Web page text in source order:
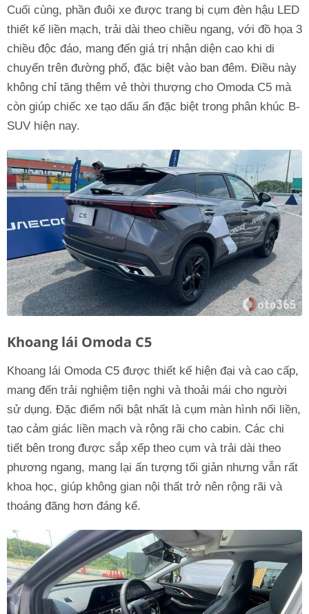
Cuối cùng, phần đuôi xe được trang bị cụm đèn hậu LED
thiết kế liền mạch, trải dài theo chiều ngang, với đồ họa 3
chiều độc đáo, mang đến giá trị nhận diện cao khi di
chuyển trên đường phố, đặc biệt vào ban đêm. Điều này
không chỉ tăng thêm vẻ thời thượng cho Omoda C5 mà
còn giúp chiếc xe tạo dấu ấn đặc biệt trong phân khúc B-
SUV hiện nay.
Khoang lái Omoda C5
Khoang lái Omoda C5 được thiết kế hiện đại và cao cấp,
mang đến trải nghiệm tiện nghi và thoải mái cho người
sử dụng. Đặc điểm nổi bật nhất là cụm màn hình nối liền,
tạo cảm giác liền mạch và rộng rãi cho cabin. Các chi
tiết bên trong được sắp xếp theo cụm và trải dài theo
phương ngang, mang lại ấn tượng tối giản nhưng vẫn rất
khoa học, giúp không gian nội thất trở nên rộng rãi và
thoáng đãng hơn đáng kể.